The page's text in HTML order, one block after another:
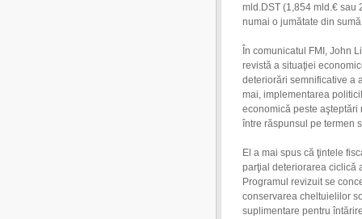
mld.DST (1,854 mld.€ sau
numai o jumătate din
În comunicatul FMI, John
revistă a situaţiei
deteriorări semnificative a
mai, implementarea
economică peste
între răspunsul pe termen
El a mai spus că ţintele
parţial deteriorarea ciclică
Programul revizuit se
conservarea cheltuielilor
suplimentare pentru